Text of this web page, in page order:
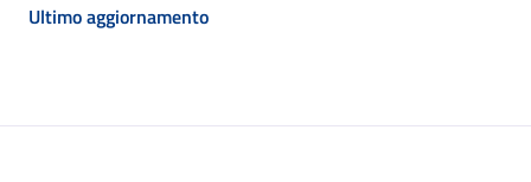
Ultimo aggiornamento